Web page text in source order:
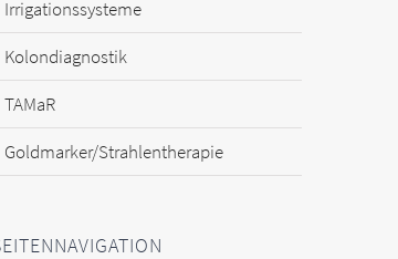
Irrigationssysteme
Kolondiagnostik
TAMaR
Goldmarker/Strahlentherapie